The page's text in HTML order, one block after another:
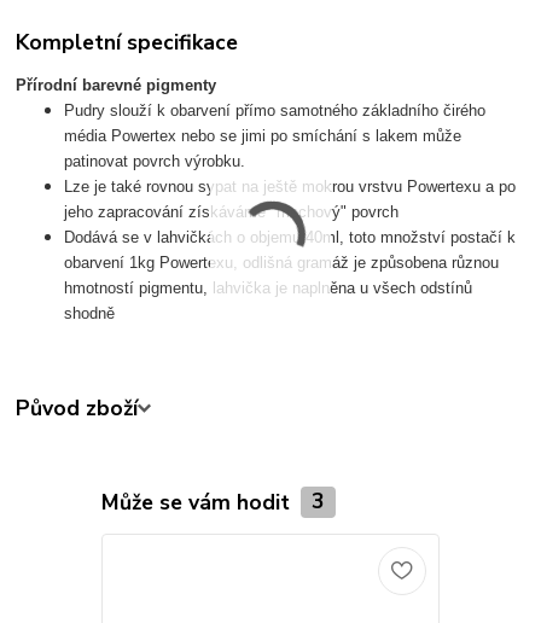
Kompletní specifikace
Přírodní barevné pigmenty
Pudry slouží k obarvení přímo samotného základního čirého
média Powertex nebo se jimi po smíchání s lakem může
patinovat povrch výrobku.
Lze je také rovnou sypat na ještě mokrou vrstvu Powertexu a po
jeho zapracování získáváme "mechový" povrch
Dodává se v lahvičkách o objemu 40ml, toto množství postačí k
obarvení 1kg Powertexu, odlišná gramáž je způsobena různou
hmotností pigmentu, lahvička je naplněna u všech odstínů
shodně
Původ zboží
Může se vám hodit 3